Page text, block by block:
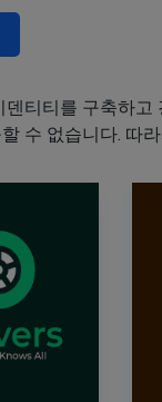
티티를 구축하
수 없습니다. 따